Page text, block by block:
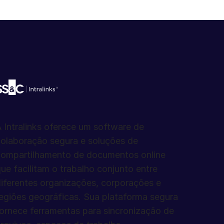
Intralinks oferece um software de
segura e soluções de
de documentos online
facilitam o trabalho conjunto entre
organizações, corporações e
geográficas. Sua plataforma segura
ferramentas para sincronização de